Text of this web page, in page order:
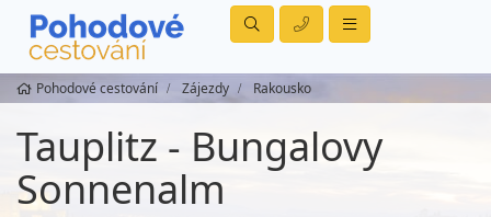
Pohodové cestování Zájezdy Rakousko
Tauplitz - Bungalovy
Sonnenalm